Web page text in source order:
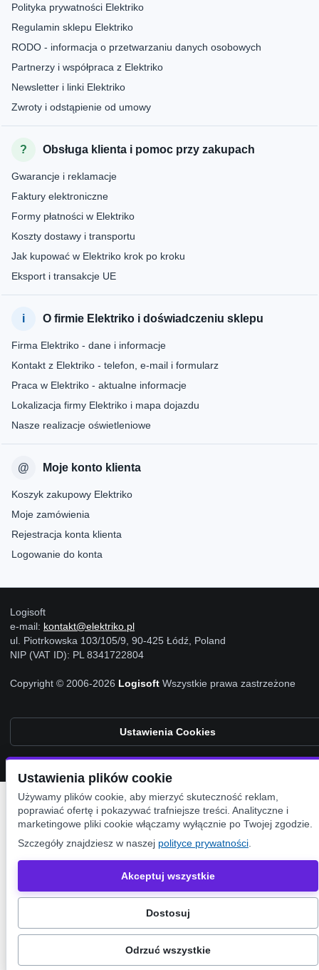
Polityka prywatności Elektriko
Regulamin sklepu Elektriko
RODO - informacja o przetwarzaniu danych osobowych
Partnerzy i współpraca z Elektriko
Newsletter i linki Elektriko
Zwroty i odstąpienie od umowy
Obsługa klienta i pomoc przy zakupach
Gwarancje i reklamacje
Faktury elektroniczne
Formy płatności w Elektriko
Koszty dostawy i transportu
Jak kupować w Elektriko krok po kroku
Eksport i transakcje UE
O firmie Elektriko i doświadczeniu sklepu
Firma Elektriko - dane i informacje
Kontakt z Elektriko - telefon, e-mail i formularz
Praca w Elektriko - aktualne informacje
Lokalizacja firmy Elektriko i mapa dojazdu
Nasze realizacje oświetleniowe
Moje konto klienta
Koszyk zakupowy Elektriko
Moje zamówienia
Rejestracja konta klienta
Logowanie do konta
Logisoft
e-mail: kontakt@elektriko.pl
ul. Piotrkowska 103/105/9, 90-425 Łódź, Poland
NIP (VAT ID): PL 8341722804
Copyright © 2006-2026 Logisoft Wszystkie prawa zastrzeżone
Ustawienia Cookies
Ustawienia plików cookie
Używamy plików cookie, aby mierzyć skuteczność reklam,
poprawiać ofertę i pokazywać trafniejsze treści. Analityczne i
marketingowe pliki cookie włączamy wyłącznie po Twojej zgodzie.
Szczegóły znajdziesz w naszej polityce prywatności
Akceptuj wszystkie
Dostosuj
Odrzuć wszystkie